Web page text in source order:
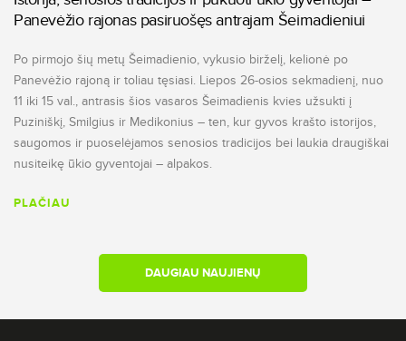
Panevėžio rajonas pasiruošęs antrajam Šeimadieniui
Po pirmojo šių metų Šeimadienio, vykusio birželį, kelionė po
Panevėžio rajoną ir toliau tęsiasi. Liepos 26-osios sekmadienį, nuo
11 iki 15 val., antrasis šios vasaros Šeimadienis kvies užsukti į
Puziniškį, Smilgius ir Medikonius – ten, kur gyvos krašto istorijos,
saugomos ir puoselėjamos senosios tradicijos bei laukia draugiškai
nusiteikę ūkio gyventojai – alpakos.
PLAČIAU
DAUGIAU NAUJIENŲ